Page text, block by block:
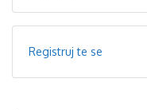
Registruj te se